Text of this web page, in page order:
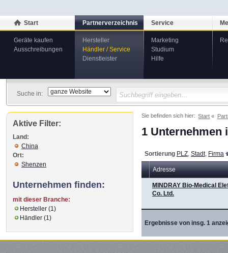
Start
Geräte kaufen
Ausschreibungen
Partnerverzeichnis
Hersteller
Händler / Service
Dienstleister
Service
Marketing
Studium
Hilfe
Suche in:
Sie befinden sich hier: Start
1 Unternehmen
Sortierung PLZ Stadt, Firma
Adresse
Ergebnisse von insg. 1
MINDRAY Bio-Medical
Co. Ltd.
Aktive Filter:
Land:
China
Ort:
Shenzen
Unternehmen finden:
mit dieser Branche:
Hersteller (1)
Händler (1)